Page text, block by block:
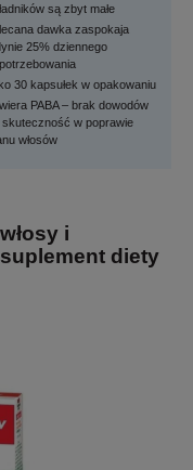
są zbyt małe
dawka zaspokaja
25% dziennego
30 kapsułek w opakowaniu
PABA – brak dowodów
skuteczność w poprawie
włosów
i
diety